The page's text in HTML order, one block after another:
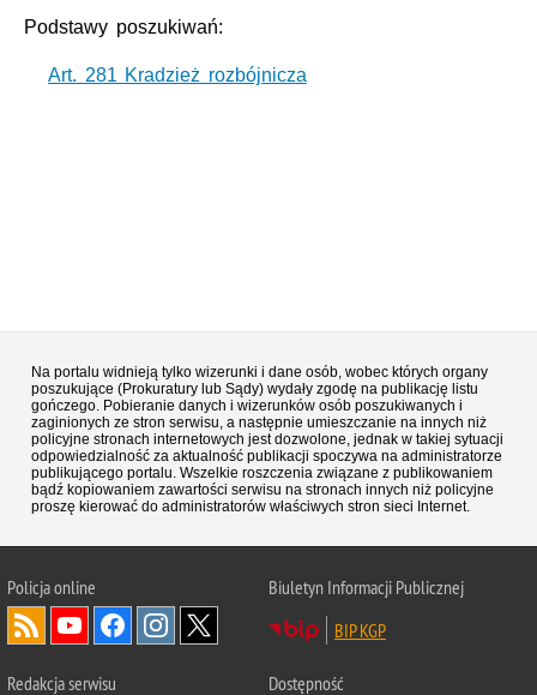
Podstawy poszukiwań:
Art. 281 Kradzież rozbójnicza
Na portalu widnieją tylko wizerunki i dane osób, wobec których organy
poszukujące (Prokuratury lub Sądy) wydały zgodę na publikację listu
gończego. Pobieranie danych i wizerunków osób poszukiwanych i
zaginionych ze stron serwisu, a następnie umieszczanie na innych niż
policyjne stronach internetowych jest dozwolone, jednak w takiej sytuacji
odpowiedzialność za aktualność publikacji spoczywa na administratorze
publikującego portalu. Wszelkie roszczenia związane z publikowaniem
bądź kopiowaniem zawartości serwisu na stronach innych niż policyjne
proszę kierować do administratorów właściwych stron sieci Internet.
Policjaonline
Biuletyn Informacji Publicznej
BIP KGP
Redakcja serwisu Dostępność